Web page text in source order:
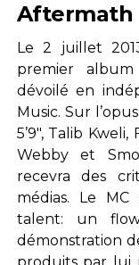
Aftermath
Le 2 juillet
premier album
dévoilé en
Music. Sur
5’9″, Talib
Webby et
recevra des
médias. Le
talent: un
démonstration